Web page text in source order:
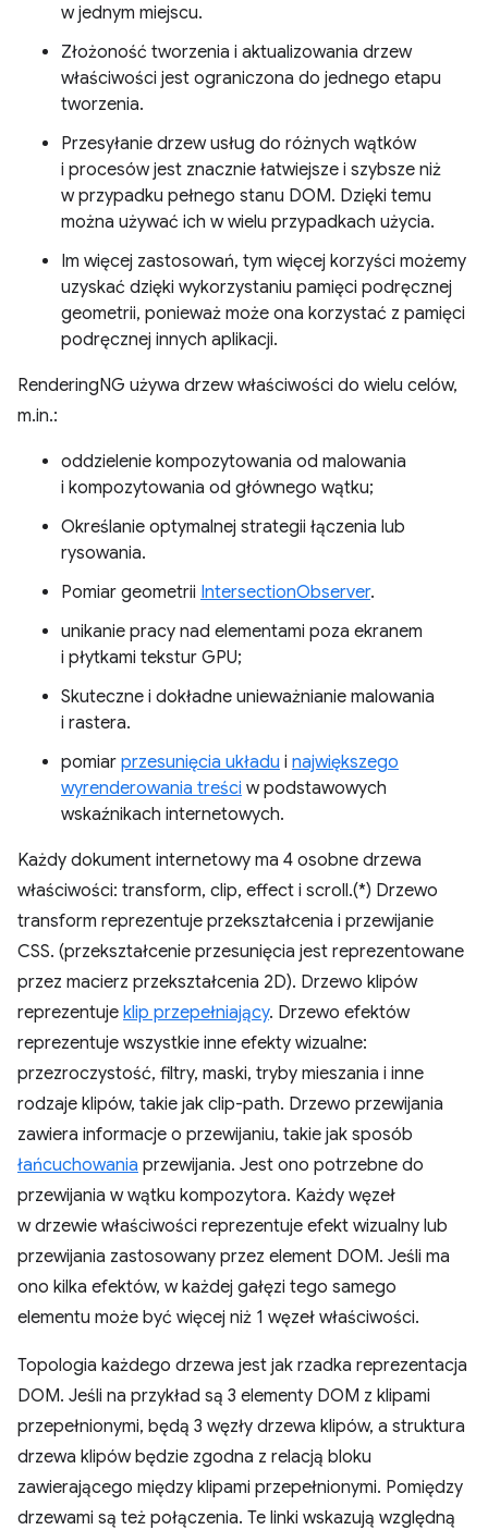
w jednym miejscu.
Złożoność tworzenia i aktualizowania drzew
właściwości jest ograniczona do jednego etapu
tworzenia.
Przesyłanie drzew usług do różnych wątków
i procesów jest znacznie łatwiejsze i szybsze niż
w przypadku pełnego stanu DOM. Dzięki temu
można używać ich w wielu przypadkach użycia.
Im więcej zastosowań, tym więcej korzyści możemy
uzyskać dzięki wykorzystaniu pamięci podręcznej
geometrii, ponieważ może ona korzystać z pamięci
podręcznej innych aplikacji.
RenderingNG używa drzew właściwości do wielu celów,
m.in.:
oddzielenie kompozytowania od malowania
i kompozytowania od głównego wątku;
Określanie optymalnej strategii łączenia lub
rysowania.
Pomiar geometrii IntersectionObserver.
unikanie pracy nad elementami poza ekranem
i płytkami tekstur GPU;
Skuteczne i dokładne unieważnianie malowania
i rastera.
pomiar przesunięcia układu i największego
wyrenderowania treści w podstawowych
wskaźnikach internetowych.
Każdy dokument internetowy ma 4 osobne drzewa
właściwości: transform, clip, effect i scroll.(*) Drzewo
transform reprezentuje przekształcenia i przewijanie
CSS. (przekształcenie przesunięcia jest reprezentowane
przez macierz przekształcenia 2D). Drzewo klipów
reprezentuje klip przepełniający. Drzewo efektów
reprezentuje wszystkie inne efekty wizualne:
przezroczystość, filtry, maski, tryby mieszania i inne
rodzaje klipów, takie jak clip-path. Drzewo przewijania
zawiera informacje o przewijaniu, takie jak sposób
łańcuchowania przewijania. Jest ono potrzebne do
przewijania w wątku kompozytora. Każdy węzeł
w drzewie właściwości reprezentuje efekt wizualny lub
przewijania zastosowany przez element DOM. Jeśli ma
ono kilka efektów, w każdej gałęzi tego samego
elementu może być więcej niż 1 węzeł właściwości.
Topologia każdego drzewa jest jak rzadka reprezentacja
DOM. Jeśli na przykład są 3 elementy DOM z klipami
przepełnionymi, będą 3 węzły drzewa klipów, a struktura
drzewa klipów będzie zgodna z relacją bloku
zawierającego między klipami przepełnionymi. Pomiędzy
drzewami są też połączenia. Te linki wskazują względną